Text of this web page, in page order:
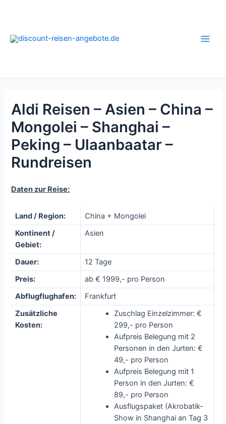
Aldi Reisen – Asien – China –
Mongolei – Shanghai –
Peking – Ulaanbaatar –
Rundreisen
Daten zur Reise:
Land / Region:
China + Mongolei
Kontinent /
Gebiet:
Asien
Dauer:
12 Tage
Preis:
ab € 1999,- pro Person
Abflugflughafen:
Frankfurt
Zusätzliche
Kosten:
Zuschlag Einzelzimmer: €
299,- pro Person
Aufpreis Belegung mit 2
Personen in den Jurten: €
49,- pro Person
Aufpreis Belegung mit 1
Person in den Jurten: €
89,- pro Person
Ausflugspaket (Akrobatik-
Show in Shanghai an Tag 3